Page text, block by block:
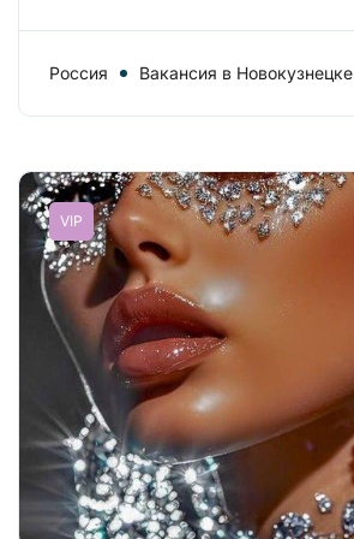
Россия Вакансия в Новокузнецке
VIP